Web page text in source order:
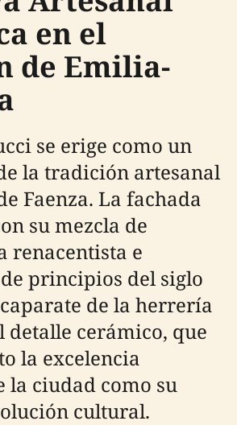
en el
de Emilia-
se erige como un
la tradición artesanal
Faenza. La fachada
su mezcla de
renacentista e
principios del siglo
de la herrería
detalle cerámico, que
la excelencia
la ciudad como su
cultural.